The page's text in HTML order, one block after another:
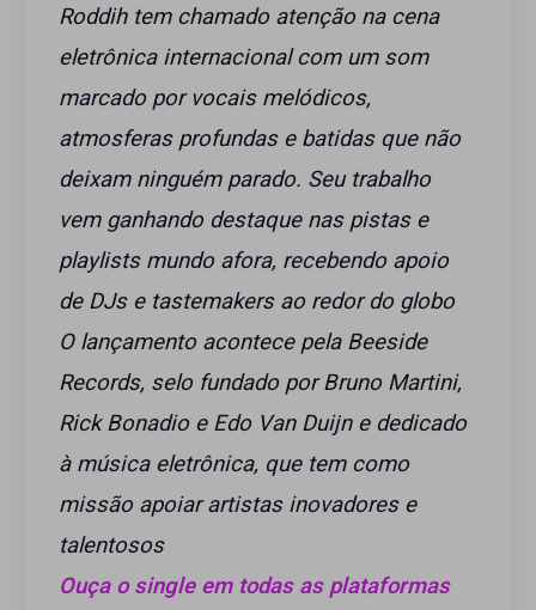
Roddih tem chamado atenção na cena
eletrônica internacional com um som
marcado por vocais melódicos,
atmosferas profundas e batidas que não
deixam ninguém parado. Seu trabalho
vem ganhando destaque nas pistas e
playlists mundo afora, recebendo apoio
de DJs e tastemakers ao redor do globo
O lançamento acontece pela Beeside
Records, selo fundado por Bruno Martini,
Rick Bonadio e Edo Van Duijn e dedicado
à música eletrônica, que tem como
missão apoiar artistas inovadores e
talentosos
Ouça o single em todas as plataformas